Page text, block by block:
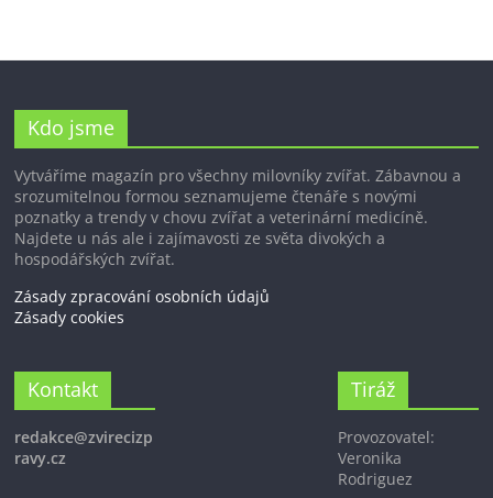
Kdo jsme
Vytváříme magazín pro všechny milovníky zvířat. Zábavnou a
srozumitelnou formou seznamujeme čtenáře s novými
poznatky a trendy v chovu zvířat a veterinární medicíně.
Najdete u nás ale i zajímavosti ze světa divokých a
hospodářských zvířat.
Zásady zpracování osobních údajů
Zásady cookies
Kontakt
redakce@zvirecizp
ravy.cz
Tiráž
Provozovatel:
Veronika
Rodriguez